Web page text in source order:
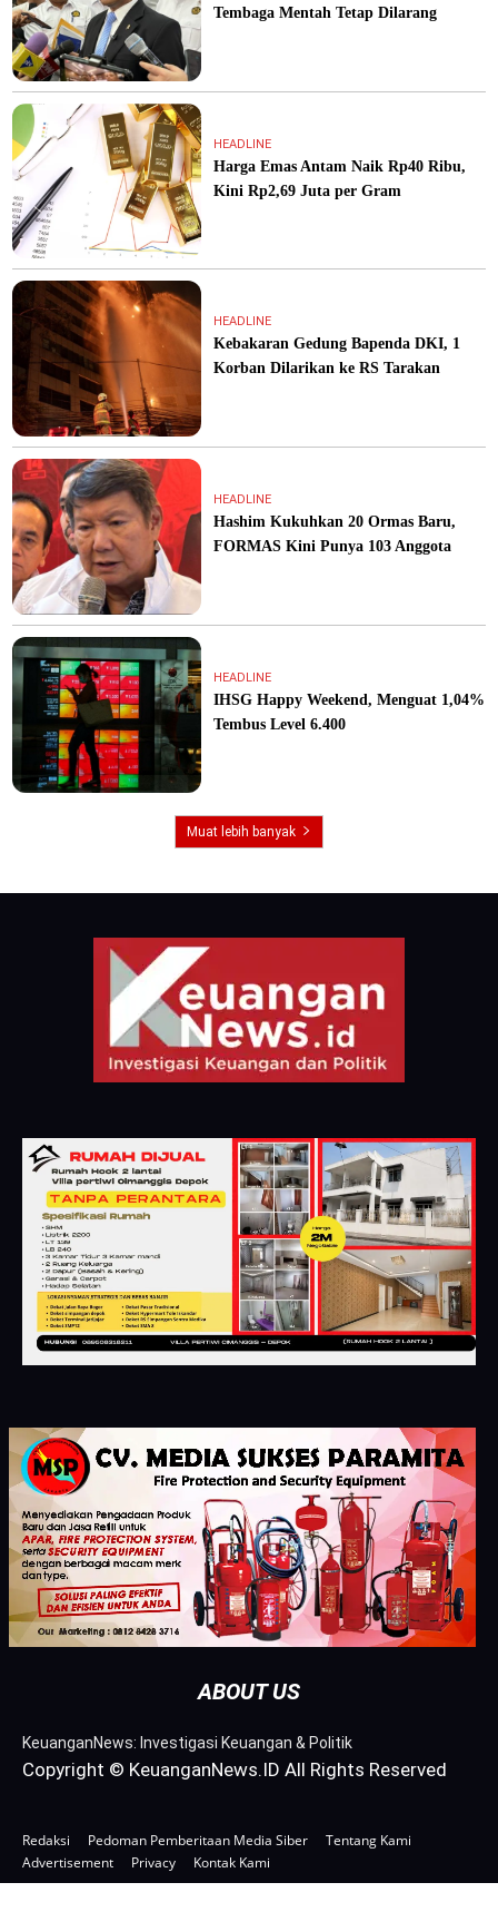
Tembaga Mentah Tetap Dilarang
HEADLINE
Harga Emas Antam Naik Rp40 Ribu,
Kini Rp2,69 Juta per Gram
HEADLINE
Kebakaran Gedung Bapenda DKI, 1
Korban Dilarikan ke RS Tarakan
HEADLINE
Hashim Kukuhkan 20 Ormas Baru,
FORMAS Kini Punya 103 Anggota
HEADLINE
IHSG Happy Weekend, Menguat 1,04%
Tembus Level 6.400
Muat lebih banyak
ABOUT US
KeuanganNews: Investigasi Keuangan & Politik
Copyright © KeuanganNews.ID All Rights Reserved
Redaksi Pedoman Pemberitaan Media Siber
Tentang Kami
Advertisement
Privacy Kontak Kami